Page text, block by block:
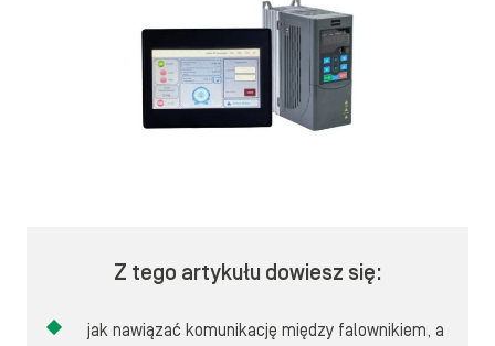
Z tego artykułu dowiesz się:
jak nawiązać komunikację między falownikiem, a